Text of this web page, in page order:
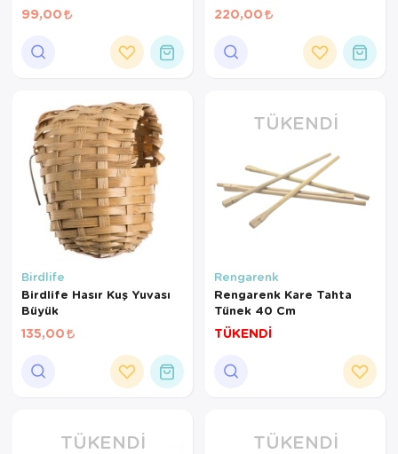
99,00 220,00
Birdlife
Birdlife Hasır Kuş Yuvası
Büyük
135,00
TÜKENDI
Rengarenk
Rengarenk Kare Tahta
Tünek 40 Cm
TÜKENDİ
TÜKENDI TÜKENDI